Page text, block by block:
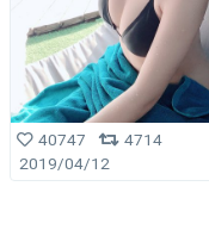
40747
4714
2019/04/12